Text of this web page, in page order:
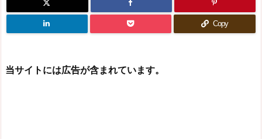
Copy
当サイトには広告が含まれています。